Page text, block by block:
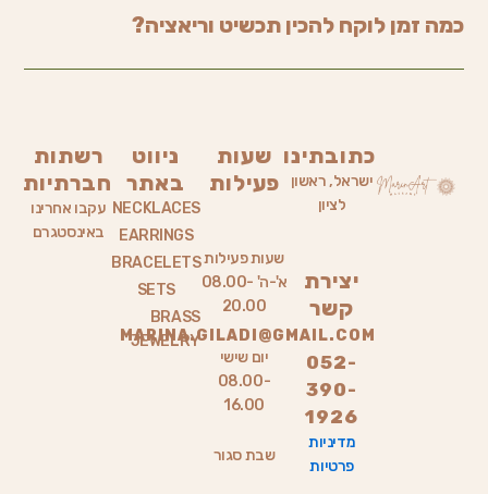
כמה זמן לוקח להכין תכשיט וריאציה?
כתובתינו
ישראל, ראשון
לציון
יצירת
קשר
MARINA.GILADI@GMAIL.COM
052-
390-
1926
מדיניות
פרטיות
שעות
פעילות
שעות פעילות
א'-ה' 08.00-
20.00
יום שישי
08.00-
16.00
שבת סגור
ניווט
באתר
NECKLACES
EARRINGS
BRACELETS
SETS
BRASS
JEWELRY
רשתות
חברתיות
עקבו אחרינו
באינסטגרם